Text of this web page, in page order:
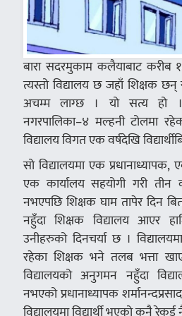
बारा सदरमुकाम कलैयाबाट करीब
त्यस्तो विद्यालय छ जहाँ शिक्षक छन्
अचम्म लाग्छ । यो सत्य हो ।
नगरपालिका–४ मल्हनी टोलमा
विद्यालय विगत एक वर्षदेखि
सो विद्यालयमा एक प्रधानाध्यापक,
एक कार्यालय सहयोगी गरी तीन
नभएपछि शिक्षक घाम तापेर दिन
नहुँदा शिक्षक विद्यालय आएर
उनीहरुको दिनचर्या छ ।
रहेका शिक्षक भने तलब भत्ता
विद्यालयको अनुगमन नहुँदा
नभएको प्रधानाध्यापक